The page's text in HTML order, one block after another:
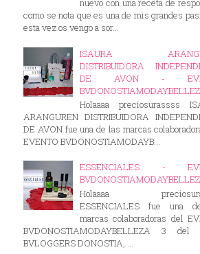
nuevo con una receta de
como se nota que es una de mis grandes
esta vez os vengo a sor...
ISAURA
DISTRIBUIDORA
DE AVON -
Holaaaa preciosurassss
ARANGUREN DISTRIBUIDORA
DE AVON fue una de las marcas
EVENTO BVDONOSTIAMODAYB...
ESSENCIALES -
Holaaaa
ESSENCIALES fue una
marcas colaboradoras del
BVDONOSTIAMODAYBELLEZA 3 del
BVLOGGERS DONOSTIA, ...